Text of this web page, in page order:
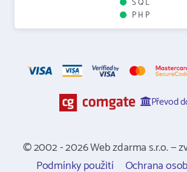
SQL
PHP
Převod
© 2002 - 2026 Web zdarma s.r.o. —
Podmínky použití
Ochrana